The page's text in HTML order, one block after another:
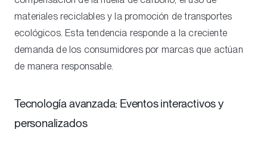
materiales reciclables y la promoción de transportes
ecológicos. Esta tendencia responde a la creciente
demanda de los consumidores por marcas que actúan
de manera responsable.
Tecnología avanzada: Eventos interactivos y
personalizados